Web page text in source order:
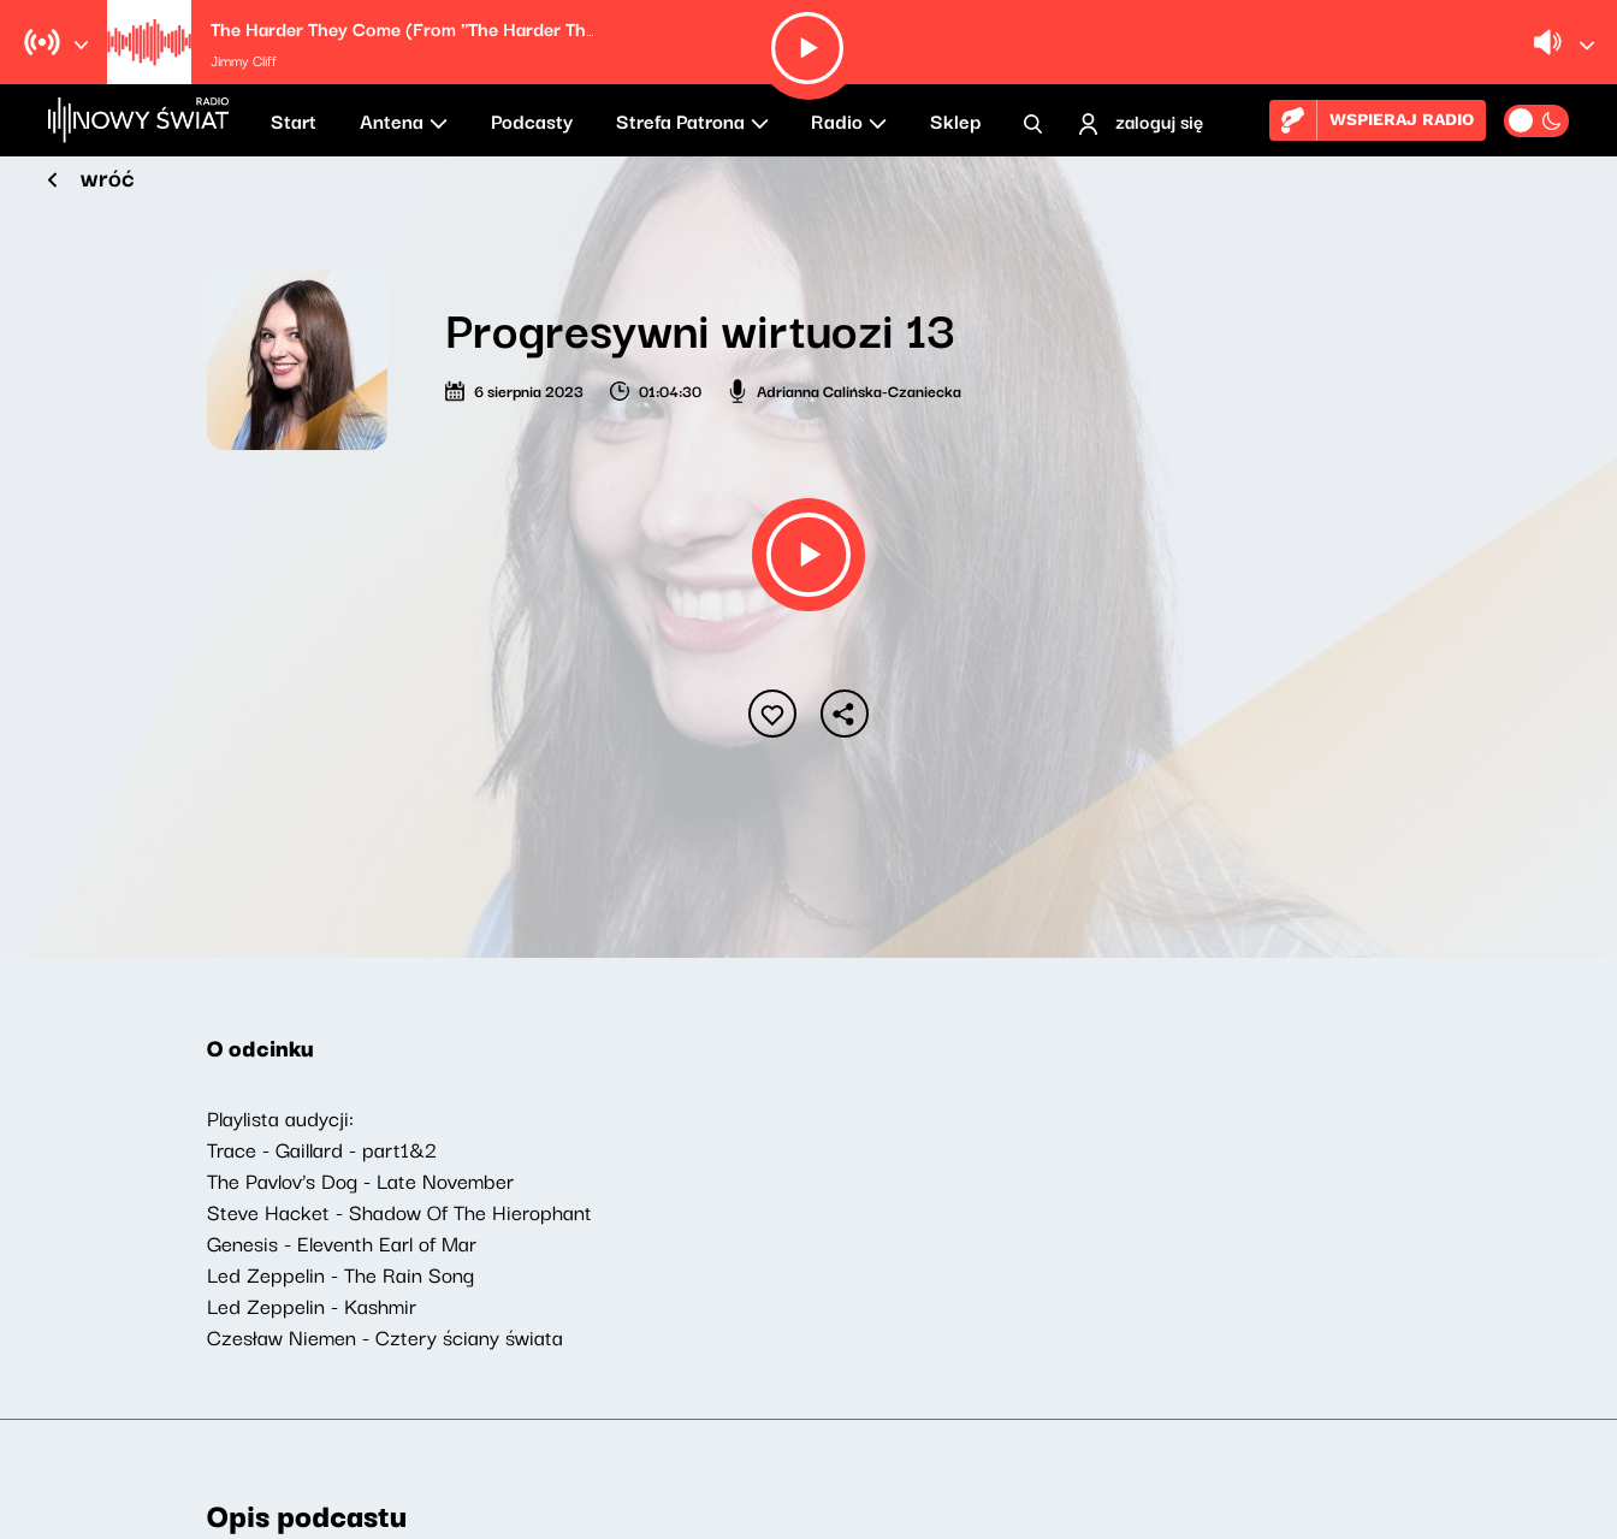
The Harder They Come (From "The Harder They Come" Soundtrack)
Jimmy Cliff
Start Antena Podcasty Strefa Patrona Radio Sklep zaloguj się WSPIERAJ RADIO
wróć
Progresywni wirtuozi 13
6 sierpnia 2023 01:04:30 Adrianna Calińska-Czaniecka
O odcinku
Playlista audycji:
Trace - Gaillard - part1&2
The Pavlov’s Dog - Late November
Steve Hacket - Shadow Of The Hierophant
Genesis - Eleventh Earl of Mar
Led Zeppelin - The Rain Song
Led Zeppelin - Kashmir
Czesław Niemen - Cztery ściany świata
Opis podcastu